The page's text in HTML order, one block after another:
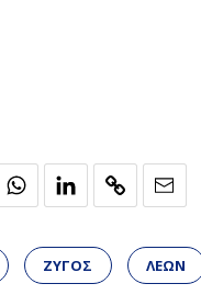
ΖΥΓΟΣ ΛΕΩΝ